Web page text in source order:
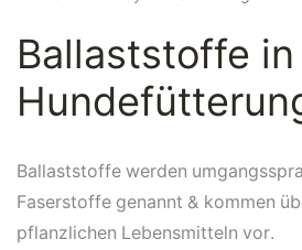
Ballaststoffe
Ballaststoffe werden
Faserstoffe genannt & kommen
pflanzlichen Lebensmitteln vor.